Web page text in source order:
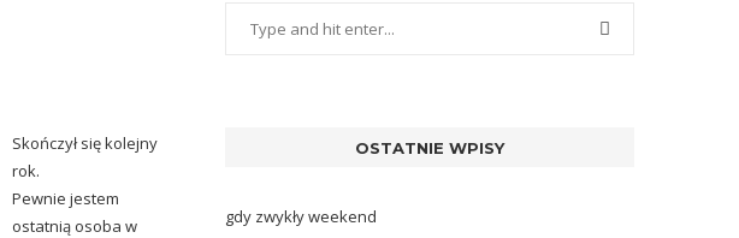
Skończył się kolejny
rok.
Pewnie jestem
ostatnią osoba w
OSTATNIE WPISY
gdy zwykły weekend